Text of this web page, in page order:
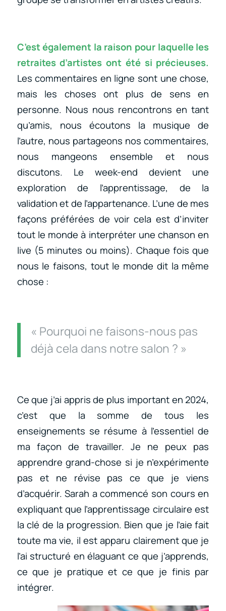
C’est également la raison pour laquelle les
retraites d’artistes ont été si précieuses.
Les commentaires en ligne sont une chose,
mais les choses ont plus de sens en
personne. Nous nous rencontrons en tant
qu’amis, nous écoutons la musique de
l’autre, nous partageons nos commentaires,
nous mangeons ensemble et nous
discutons. Le week-end devient une
exploration de l’apprentissage, de la
validation et de l’appartenance. L’une de mes
façons préférées de voir cela est d’inviter
tout le monde à interpréter une chanson en
live (5 minutes ou moins). Chaque fois que
nous le faisons, tout le monde dit la même
chose :
« Pourquoi ne faisons-nous pas
déjà cela dans notre salon ? »
Ce que j’ai appris de plus important en 2024,
c’est que la somme de tous les
enseignements se résume à l’essentiel de
ma façon de travailler. Je ne peux pas
apprendre grand-chose si je n’expérimente
pas et ne révise pas ce que je viens
d’acquérir. Sarah a commencé son cours en
expliquant que l’apprentissage circulaire est
la clé de la progression. Bien que je l’aie fait
toute ma vie, il est apparu clairement que je
l’ai structuré en élaguant ce que j’apprends,
ce que je pratique et ce que je finis par
intégrer.